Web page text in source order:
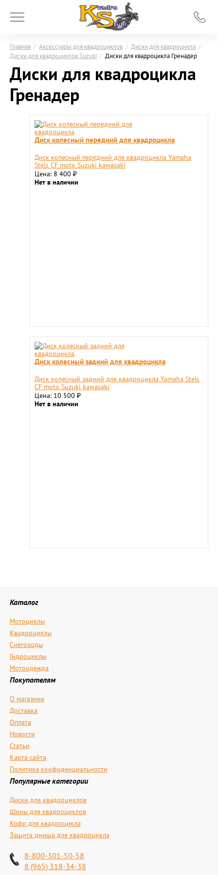
Главная / Аксессуары для квадроциклов / Диски для квадроцикла /
Диски для квадроциклов Suzuki / Диски для квадроцикла Гренадер
Диски для квадроцикла
Гренадер
Диск колесный передний для квадроцикла
Диск колесный передний для квадроцикла Yamaha
Stels СF moto Suzuki kawasaki
Цена: 8 400 ₽
Нет в наличии
Диск колесный задний для квадроцикла
Диск колесный задний для квадроцикла Yamaha Stels
СF moto Suzuki kawasaki
Цена: 10 500 ₽
Нет в наличии
Каталог
Мотоциклы
Квадроциклы
Снегоходы
Гидроциклы
Мотоодежда
Покупателям
О магазине
Доставка
Оплата
Новости
Статьи
Карта сайта
Политика конфиденциальности
Популярные категории
Диски для квадроциклов
Шины для квадроциклов
Кофр для квадроцикла
Защита днища для квадроцикла
8-800-301-50-58
8 (965) 318-34-38